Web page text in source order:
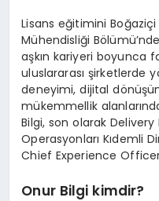
Lisans eğitimini Boğaziçi
Mühendisliği
aşkın kariyeri boyunca
uluslararası şirketlerde
deneyimi, dijital
mükemmellik
Bilgi, son olarak Delivery
Operasyonları Kıdemli
Chief Experience
Onur Bilgi kimdir?